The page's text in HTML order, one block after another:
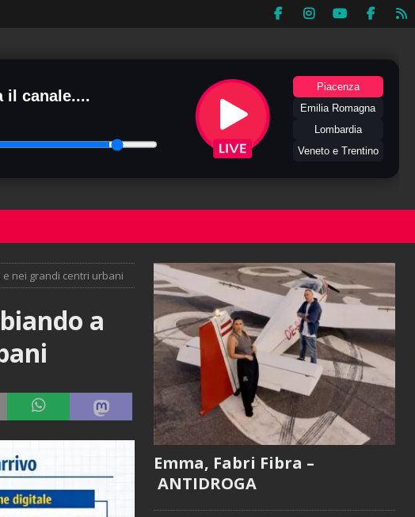
il canale....
Piacenza
Emilia Romagna
Lombardia
Veneto e Trentino
nei grandi centri urbani
a
Emma, Fabri Fibra –
ANTIDROGA